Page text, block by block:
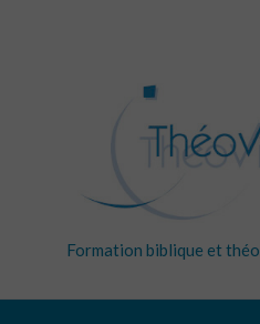
Formation biblique et